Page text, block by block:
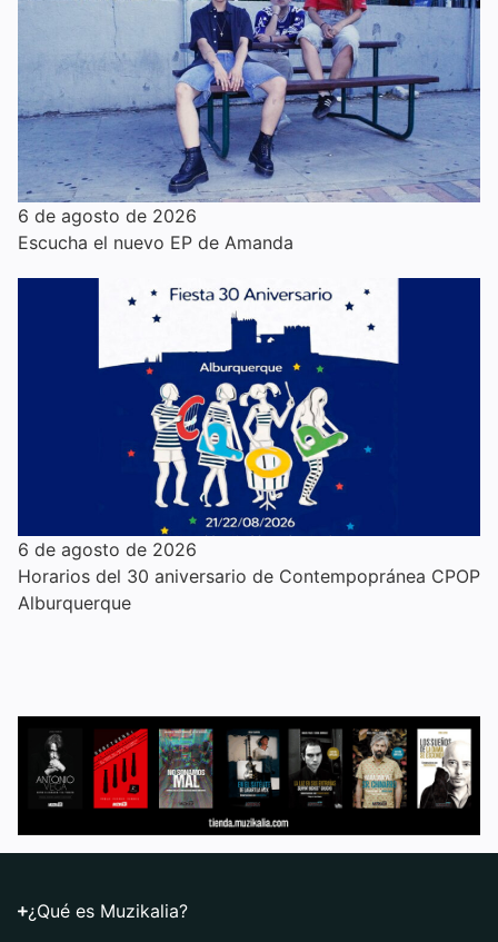
6 de agosto de 2026
Escucha el nuevo EP de Amanda
6 de agosto de 2026
Horarios del 30 aniversario de Contempopránea CPOP
Alburquerque
¿Qué es Muzikalia?